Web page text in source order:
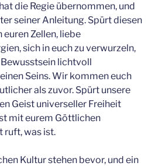
die Regie übernommen, und
seiner Anleitung. Spürt diesen
Zellen, liebe
sich in euch zu verwurzeln,
Bewusstsein lichtvoll
Seins. Wir kommen euch
als zuvor. Spürt unsere
Geist universeller Freiheit
mit eurem Göttlichen
ruft, was ist.
Kultur stehen bevor, und ein